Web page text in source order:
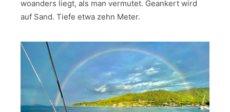
woanders liegt, als man vermutet. Geankert wird
auf Sand. Tiefe etwa zehn Meter.